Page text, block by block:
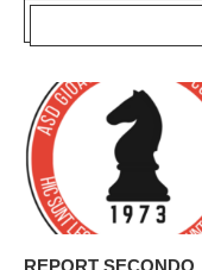
REPORT SECONDO